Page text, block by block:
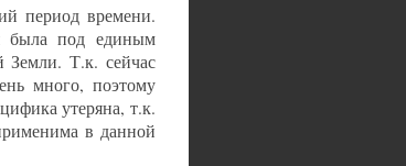
период времени.
была под единым
Земли. Т.к. сейчас
много, поэтому
утеряна, т.к.
в данной